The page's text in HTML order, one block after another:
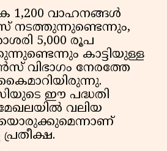
1,200 വാഹനങ്ങൾ
നടത്തുന്നുണ്ടെന്നും,
5,000 രൂപ
കാട്ടിയുള്ള
വിഭാഗം നേരത്തേ
ഈ പദ്ധതി
വലിയ
പ്രതീക്ഷ.